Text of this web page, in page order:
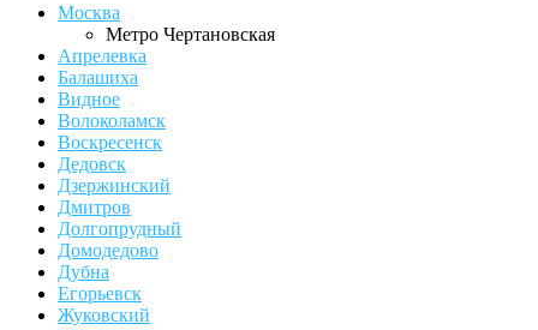
Москва
Метро Чертановская
Апрелевка
Балашиха
Видное
Волоколамск
Воскресенск
Дедовск
Дзержинский
Дмитров
Долгопрудный
Домодедово
Дубна
Егорьевск
Жуковский